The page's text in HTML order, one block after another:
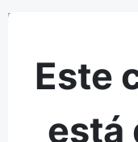
Este
está